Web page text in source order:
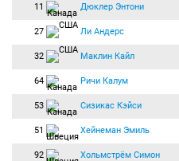
11 Дюклер Энтони
27 Ли Андерс
32 Маклин Кайл
64 Ричи Калум
53 Сизикас Кэйси
51 Хейнеман Эмиль
92 Хольмстрём Симон